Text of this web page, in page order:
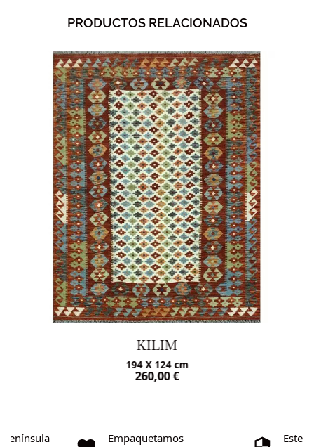
PRODUCTOS RELACIONADOS
KILIM
194 X 124 cm
260,00€
Empaquetamos
Este